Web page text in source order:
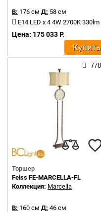
В: 176 см Д: 58 см
E14 LED x 4 4W 2700K 330lm
Цена: 175 033 Р.
Купить
Торшер
Feiss FE-MARCELLA-FL
Коллекция: Marcella
В: 160 см Д: 46 см